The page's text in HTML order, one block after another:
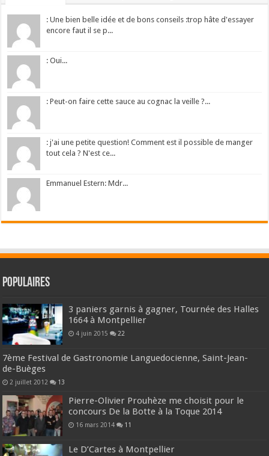
: Une bien belle idée et de bons conseils :trop hâte d'essayer
encore faut il se p...
: Oui...
: Peut-on faire cette sauce au cognac la veille ?...
: j'ai une petite question! Comment est il possible de manger
tout cela ? N'est ce...
Emmanuel Estern: Mdr...
Populaires
3 paniers garnis à gagner, Tournée des Halles
1664 à Montpellier
4 juin 2015 22
7ème Festival de Gastronomie Languedocienne, Saint-Jean-
de-Buèges
2 juillet 2012 13
Pierre-Olivier Prouhèze me choisit pour le
concours De la Botte à la Toque 2014
16 mars 2014 11
Le D’Cartes à Montpellier